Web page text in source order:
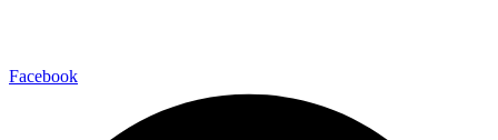
Facebook